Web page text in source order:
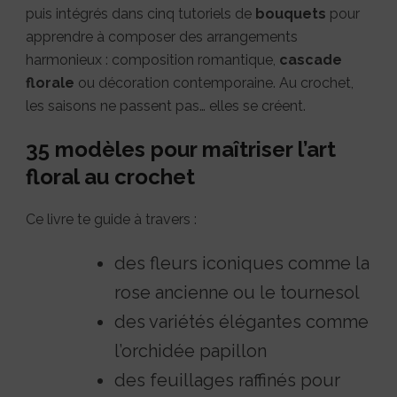
puis intégrés dans cinq tutoriels de bouquets pour
apprendre à composer des arrangements
harmonieux : composition romantique, cascade
florale ou décoration contemporaine. Au crochet,
les saisons ne passent pas… elles se créent.
35 modèles pour maîtriser l’art
floral au crochet
Ce livre te guide à travers :
des fleurs iconiques comme la
rose ancienne ou le tournesol
des variétés élégantes comme
l’orchidée papillon
des feuillages raffinés pour